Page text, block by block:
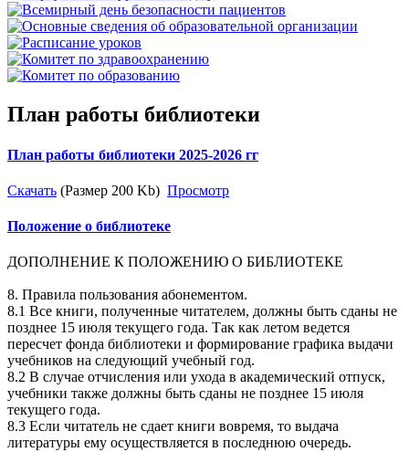
План работы библиотеки
План работы библиотеки 2025-2026 гг
Скачать (Размер 200 Kb) Просмотр
Положение о библиотеке
ДОПОЛНЕНИЕ К ПОЛОЖЕНИЮ О БИБЛИОТЕКЕ
8. Правила пользования абонементом.
8.1 Все книги, полученные читателем, должны быть сданы не
позднее 15 июля текущего года. Так как летом ведется
пересчет фонда библиотеки и формирование графика выдачи
учебников на следующий учебный год.
8.2 В случае отчисления или ухода в академический отпуск,
учебники также должны быть сданы не позднее 15 июля
текущего года.
8.3 Если читатель не сдает книги вовремя, то выдача
литературы ему осуществляется в последнюю очередь.